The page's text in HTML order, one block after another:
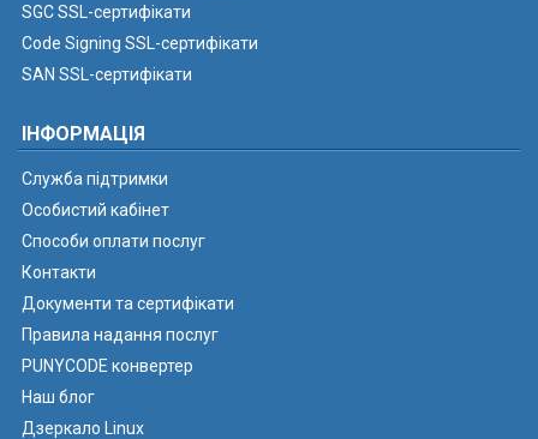
SGC SSL-сертифікати
Code Signing SSL-сертифікати
SAN SSL-сертифікати
ІНФОРМАЦІЯ
Служба підтримки
Особистий кабінет
Способи оплати послуг
Контакти
Документи та сертифікати
Правила надання послуг
PUNYCODE конвертер
Наш блог
Дзеркало Linux